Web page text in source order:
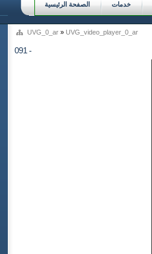
الصفحة الرئيسية خدمات
UVG_0_ar » UVG_video_player_0_ar
091 -